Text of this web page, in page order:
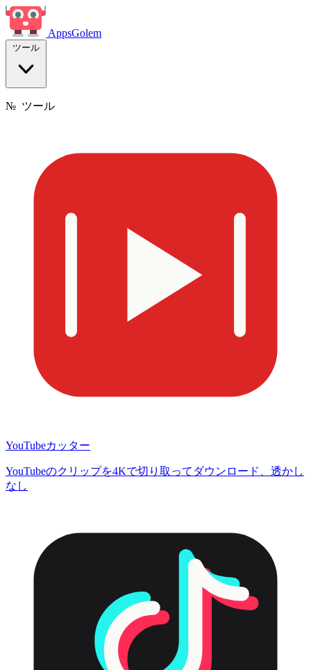
AppsGolem
ツール
№ ツール
YouTubeカッター
YouTubeのクリップを4Kで切り取ってダウンロード、透かし
なし